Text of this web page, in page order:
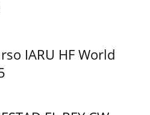
IARU HF World